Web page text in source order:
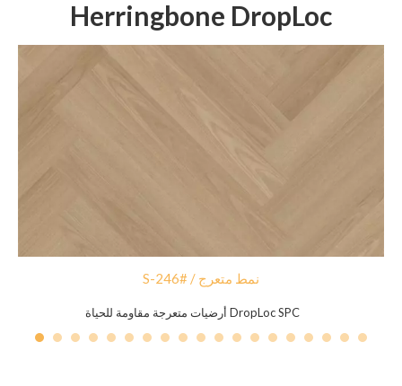
Herringbone DropLoc
S-246# / نمط متعرج
أرضيات متعرجة مقاومة للحياة DropLoc SPC